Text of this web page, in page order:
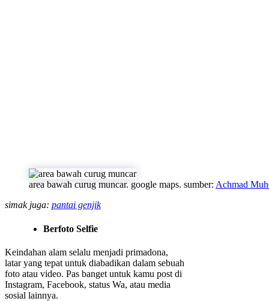
area bawah curug muncar. google maps. sumber: Achmad
simak juga: pantai genjik
Berfoto Selfie
Keindahan alam selalu menjadi primadona,
latar yang tepat untuk diabadikan dalam sebuah
foto atau video. Pas banget untuk kamu post di
Instagram, Facebook, status Wa, atau media
sosial lainnya.